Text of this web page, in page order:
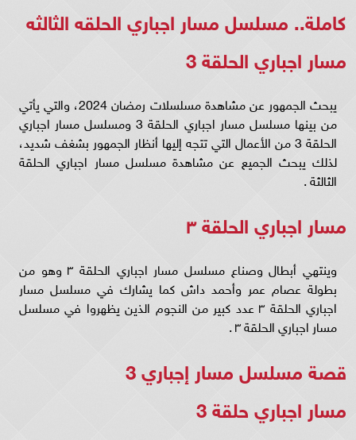
كاملة.. مسلسل مسار اجباري الحلقه الثالثه
مسار اجباري الحلقة 3
يبحث الجمهور عن مشاهدة مسلسلات رمضان 2024، والتي يأتي
من بينها مسلسل مسار اجباري الحلقة 3 ومسلسل مسار اجباري
الحلقة 3 من الأعمال التي تتجه إليها أنظار الجمهور بشغف شديد،
لذلك يبحث الجميع عن مشاهدة مسلسل مسار اجباري الحلقة
الثالثة .
مسار اجباري الحلقة ٣
وينتهي أبطال وصناع مسلسل مسار اجباري الحلقة ٣ وهو من
بطولة عصام عمر وأحمد داش كما يشارك في مسلسل مسار
اجباري الحلقة ٣ عدد كبير من النجوم الذين يظهروا في مسلسل
مسار اجباري الحلقة ٣ .
قصة مسلسل مسار إجباري 3
مسار اجباري حلقة 3